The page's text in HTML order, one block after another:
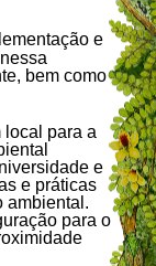
e
bem como
local para a
e
e práticas
ambiental.
para o